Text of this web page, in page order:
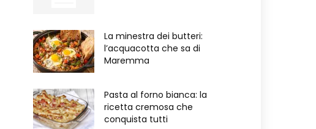
La minestra dei butteri:
l’acquacotta che sa di
Maremma
Pasta al forno bianca: la
ricetta cremosa che
conquista tutti